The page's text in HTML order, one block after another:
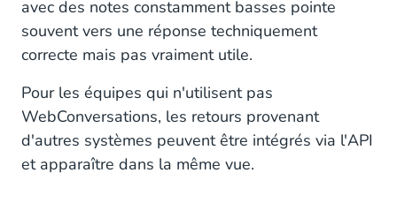
avec des notes constamment basses pointe
souvent vers une réponse techniquement
correcte mais pas vraiment utile.
Pour les équipes qui n'utilisent pas
WebConversations, les retours provenant
d'autres systèmes peuvent être intégrés via l'API
et apparaître dans la même vue.